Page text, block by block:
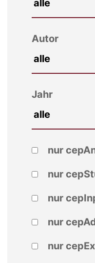
Autor
Jahr
nur
nur
nur
nur
nur